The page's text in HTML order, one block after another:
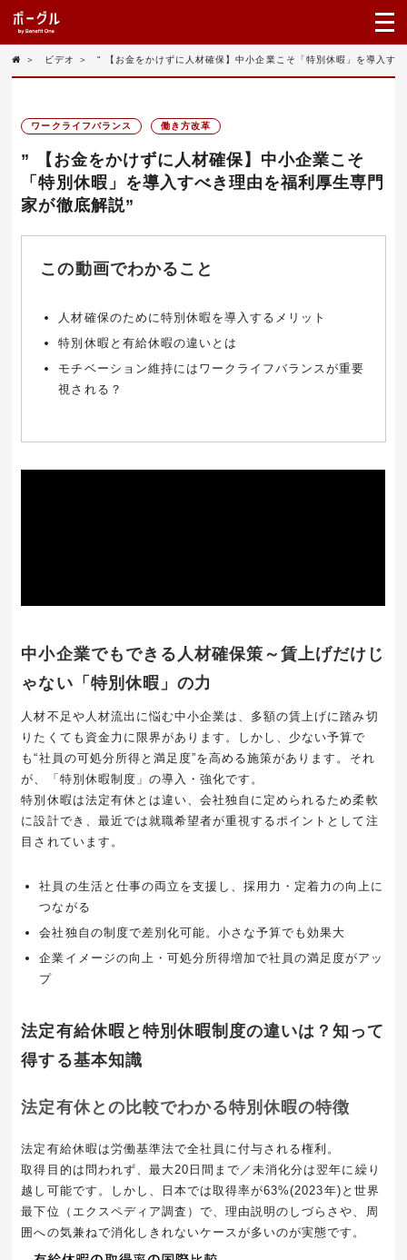
＞ ビデオ ＞ " 【お金をかけずに人材確保】中小企業こそ「特別休暇」を導入す
ワークライフバランス 働き方改革
” 【お金をかけずに人材確保】中小企業こそ
「特別休暇」を導入すべき理由を福利厚生専門
家が徹底解説”
この動画でわかること
人材確保のために特別休暇を導入するメリット
特別休暇と有給休暇の違いとは
モチベーション維持にはワークライフバランスが重要
視される？
中小企業でもできる人材確保策～賃上げだけじ
ゃない「特別休暇」の力
人材不足や人材流出に悩む中小企業は、多額の賃上げに踏み切
りたくても資金力に限界があります。しかし、少ない予算で
も“社員の可処分所得と満足度”を高める施策があります。それ
が、「特別休暇制度」の導入・強化です。
特別休暇は法定有休とは違い、会社独自に定められるため柔軟
に設計でき、最近では就職希望者が重視するポイントとして注
目されています。
社員の生活と仕事の両立を支援し、採用力・定着力の向上に
つながる
会社独自の制度で差別化可能。小さな予算でも効果大
企業イメージの向上・可処分所得増加で社員の満足度がアッ
プ
法定有給休暇と特別休暇制度の違いは？知って
得する基本知識
法定有休との比較でわかる特別休暇の特徴
法定有給休暇は労働基準法で全社員に付与される権利。
取得目的は問われず、最大20日間まで／未消化分は翌年に繰り
越し可能です。しかし、日本では取得率が63%(2023年)と世界
最下位（エクスペディア調査）で、理由説明のしづらさや、周
囲への気兼ねで消化しきれないケースが多いのが実態です。